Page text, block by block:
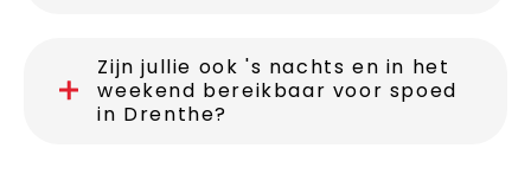
Zijn jullie ook 's nachts en in het
weekend bereikbaar voor spoed
in Drenthe?